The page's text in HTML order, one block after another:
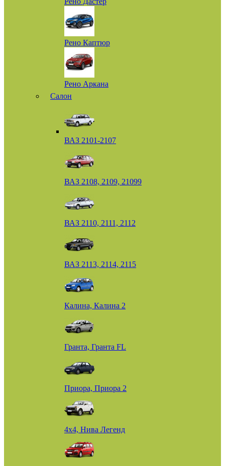
Рено Каптюр
Рено Аркана
Салон
ВАЗ 2101-2107
ВАЗ 2108, 2109, 21099
ВАЗ 2110, 2111, 2112
ВАЗ 2113, 2114, 2115
Калина, Калина 2
Гранта, Гранта FL
Приора, Приора 2
4х4, Нива Легенд